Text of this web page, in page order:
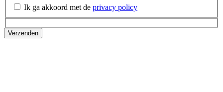
Ik ga akkoord met de privacy policy